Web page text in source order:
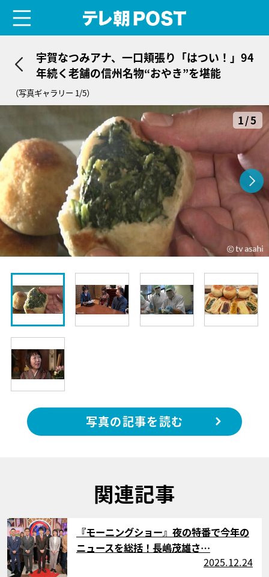
宇賀なつみアナ、一口頬張り「はつい！」94
年続く老舗の信州名物“おやき”を堪能
（写真ギャラリー 1/5）
1/5
写真の記事を読む
関連記事
サムネイル
『モーニングショー』夜の特番で今年の
ニュースを総括！長嶋茂雄さ…
2025.12.24